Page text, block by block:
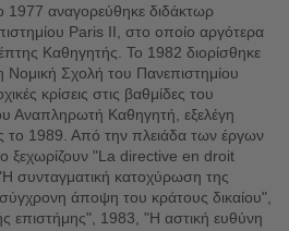
1977 αναγορεύθηκε διδάκτωρ
Paris II, στο οποίο αργότερα
Καθηγητής. Το 1982 διορίσθηκε
Νομική Σχολή του Πανεπιστημίου
κρίσεις στις βαθμίδες του
Αναπληρωτή Καθηγητή, εξελέγη
το 1989. Από την πλειάδα των έργων
ξεχωρίζουν "La directive en droit
συνταγματική κατοχύρωση της
άποψη του κράτους δικαίου",
επιστήμης", 1983, "Η αστική ευθύνη